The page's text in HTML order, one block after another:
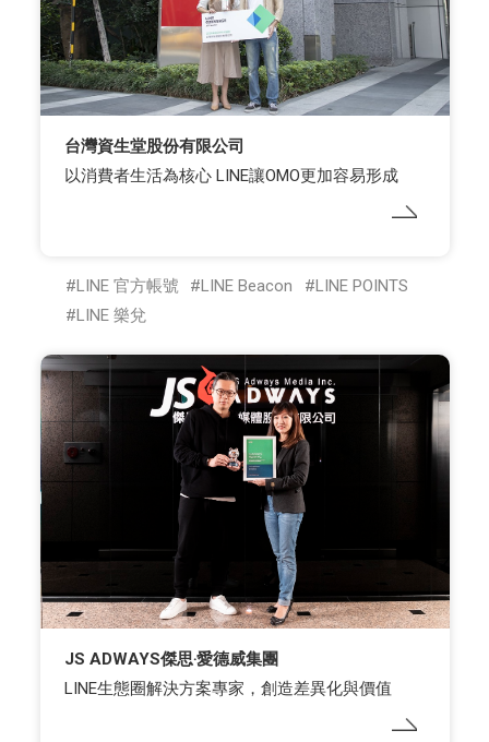
台灣資生堂股份有限公司
以消費者生活為核心 LINE讓OMO更加容易形成
LINE 官方帳號 LINE Beacon
LINE POINTS
LINE 樂兌
JS ADWAYS傑思‧愛德威集團
LINE生態圈解決方案專家，創造差異化與價值